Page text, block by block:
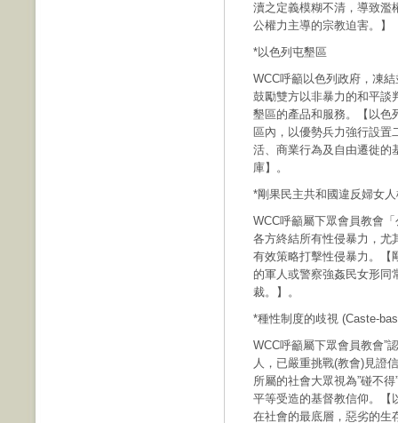
瀆之定義模糊不清，導致濫
公權力主導的宗教迫害。】
*以色列屯墾區
WCC呼籲以色列政府，凍
鼓勵雙方以非暴力的和平談
墾區的產品和服務。【以色
區內，以優勢兵力強行設
活、商業行為及自由遷徙的
庫】。
*剛果民主共和國違反婦女
WCC呼籲屬下眾會員教會
各方終結所有性侵暴力，尤
有效策略打擊性侵暴力。【
的軍人或警察強姦民女形同
裁。】。
*種性制度的歧視 (Caste-
WCC呼籲屬下眾會員教會”
人，已嚴重挑戰(教會)見證
所屬的社會大眾視為”碰不
平等受造的基督教信仰。【
在社會的最底層，惡劣的生